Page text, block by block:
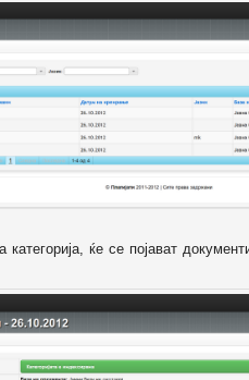
категорија, ќе се појават